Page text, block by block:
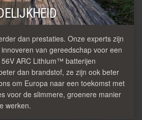
dan prestaties. Onze experts zijn
van gereedschap voor een
ARC Lithium™ batterijen
dan brandstof, ze zijn ook beter
om Europa naar een toekomst met
voor de slimmere, groenere manier
werken.